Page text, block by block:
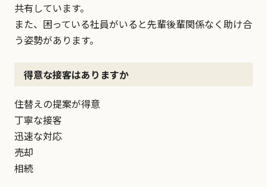
共有しています。
また、困っている社員がいると先輩後輩関係なく助け合
う姿勢があります。
得意な接客はありますか
住替えの提案が得意
丁寧な接客
迅速な対応
売却
相続